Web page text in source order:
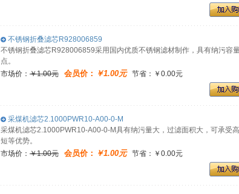
不锈钢折叠滤芯R928006859
不锈钢折叠滤芯R928006859采用国内优质不锈钢滤材制作，具有纳污容
点。
市场价： ￥1.00元 会员价： ￥1.00元节省：￥0.00元
采煤机滤芯2.1000PWR10-A00-0-M
采煤机滤芯2.1000PWR10-A00-0-M具有纳污量大，过滤面积大，可承受
短等优势。
市场价： ￥1.00元 会员价： ￥1.00元节省：￥0.00元